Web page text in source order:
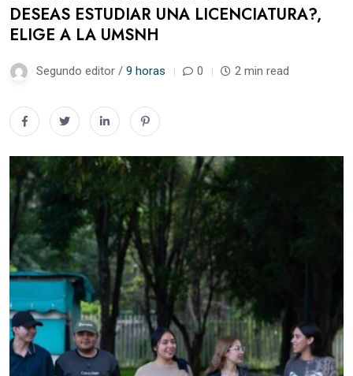
DESEAS ESTUDIAR UNA LICENCIATURA?,
ELIGE A LA UMSNH
Segundo editor / 9 horas 0 2 min read